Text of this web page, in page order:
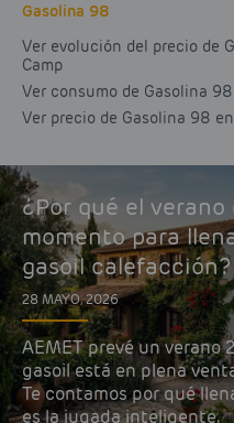
Gasolina 98
Ver evolución del precio de
Camp
Ver consumo de Gasolina
Ver precio de Gasolina 98
¿Por qué el
momento para
gasoil calefacción?
28 MAYO, 2026
AEMET prevé un verano
gasoil está en plena
Te contamos por qué
es la jugada inteligente.